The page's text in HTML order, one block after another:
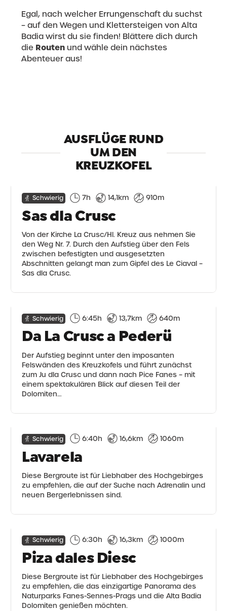
Egal, nach welcher Errungenschaft du suchst
– auf den Wegen und Klettersteigen von Alta
Badia wirst du sie finden! Blättere dich durch
die Routen und wähle dein nächstes
Abenteuer aus!
AUSFLÜGE RUND
UM DEN
KREUZKOFEL
Schwierig 7h 14,1km 910m
Sas dla Crusc
Von der Kirche La Crusc/Hl. Kreuz aus nehmen Sie
den Weg Nr. 7. Durch den Aufstieg über den Fels
zwischen befestigten und ausgesetzten
Abschnitten gelangt man zum Gipfel des Le Ciaval –
Sas dla Crusc.
Schwierig 6:45h 13,7km 640m
Da La Crusc a Pederü
Der Aufstieg beginnt unter den imposanten
Felswänden des Kreuzkofels und führt zunächst
zum Ju dla Crusc und dann nach Pice Fanes – mit
einem spektakulären Blick auf diesen Teil der
Dolomiten…
Schwierig 6:40h 16,6km 1060m
Lavarela
Diese Bergroute ist für Liebhaber des Hochgebirges
zu empfehlen, die auf der Suche nach Adrenalin und
neuen Bergerlebnissen sind.
Schwierig 6:30h 16,3km 1000m
Piza dales Diesc
Diese Bergroute ist für Liebhaber des Hochgebirges
zu empfehlen, die das einzigartige Panorama des
Naturparks Fanes-Sennes-Prags und die Alta Badia
Dolomiten genießen möchten.